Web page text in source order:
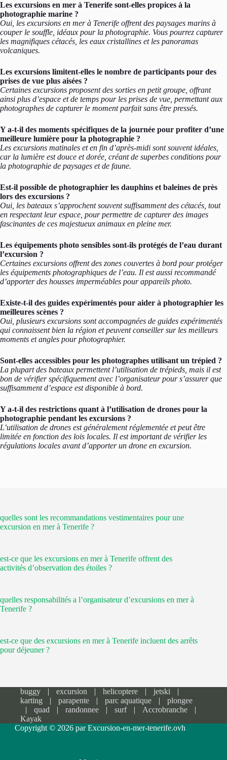
Les excursions en mer à Tenerife sont-elles propices à la
photographie marine ?
Oui, les excursions en mer à Tenerife offrent des paysages marins à
couper le souffle, idéaux pour la photographie. Vous pourrez capturer
les magnifiques cétacés, les eaux cristallines et les panoramas
volcaniques.
Les excursions limitent-elles le nombre de participants pour des
prises de vue plus aisées ?
Certaines excursions proposent des sorties en petit groupe, offrant
ainsi plus d’espace et de temps pour les prises de vue, permettant aux
photographes de capturer le moment parfait sans être pressés.
Y a-t-il des moments spécifiques de la journée pour profiter d’une
meilleure lumière pour la photographie ?
Les excursions matinales et en fin d’après-midi sont souvent idéales,
car la lumière est douce et dorée, créant de superbes conditions pour
la photographie de paysages et de faune.
Est-il possible de photographier les dauphins et baleines de près
lors des excursions ?
Oui, les bateaux s’approchent souvent suffisamment des cétacés, tout
en respectant leur espace, pour permettre de capturer des images
fascinantes de ces majestueux animaux en pleine mer.
Les équipements photo sensibles sont-ils protégés de l’eau durant
l’excursion ?
Certaines excursions offrent des zones couvertes à bord pour protéger
les équipements photographiques de l’eau. Il est aussi recommandé
d’apporter des housses imperméables pour appareils photo.
Existe-t-il des guides expérimentés pour aider à photographier les
meilleures scènes ?
Oui, plusieurs excursions sont accompagnées de guides expérimentés
qui connaissent bien la région et peuvent conseiller sur les meilleurs
moments et angles pour photographier.
Sont-elles accessibles pour les photographes utilisant un trépied ?
La plupart des bateaux permettent l’utilisation de trépieds, mais il est
bon de vérifier spécifiquement avec l’organisateur pour s’assurer que
suffisamment d’espace est disponible à bord.
Y a-t-il des restrictions quant à l’utilisation de drones pour la
photographie pendant les excursions ?
L’utilisation de drones est généralement réglementée et peut être
limitée en fonction des lois locales. Il est important de vérifier les
régulations locales avant d’apporter un drone en excursion.
quelles sont les recommandations vestimentaires pour une
excursion en mer à Tenerife ?
est-ce que les excursions en mer à Tenerife offrent des
activités d’observation des étoiles ?
quelles responsabilités a l’organisateur d’excursions en mer à
Tenerife ?
est-ce que des excursions en mer à Tenerife incluent des arrêts
pour déjeuner ?
buggy excursion helicoptere
jetski
karting
parapente parc aquatique
plongee
quad
randonnee surf
Accrobranche
Kayak
Copyright © 2026 par Excursion-en-mer-tenerife.ovh